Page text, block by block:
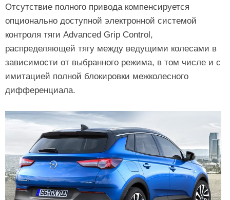
Отсутствие полного привода компенсируется
опционально доступной электронной системой
контроля тяги Advanced Grip Control,
распределяющей тягу между ведущими колесами в
зависимости от выбранного режима, в том числе и с
имитацией полной блокировки межколесного
дифференциала.